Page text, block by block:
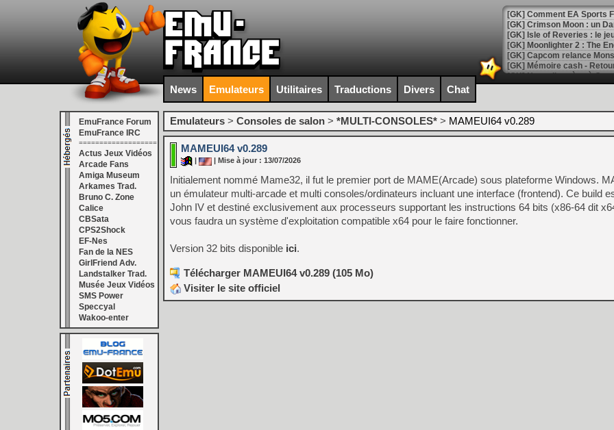
[GK] Comment EA Sports
[GK] Crimson Moon : un
[GK] Isle of Reveries : le
[GK] Moonlighter 2 : The
[GK] Capcom relance
[Mo5] Deux inédits du
[GK] Le beat'em up The
[GK] Endless Legend 2 :
[LS] [PS5] Le WebKit
[GK] Oubliez Crazy Taxi,
[LS] [Switch] NSZ 5.0.0
[GK] No More Room in
[GK] Un chatbot Atelier
[GK] Mémoire cash -
[GK] Nvidia : le prix des
[GK] Suikoden Star Leap
[Mo5] La mini borne
[GK] Le studio de FIFA
[GK] La PlayStation 1 en
[GK] Dawn of War 4 : les
[GK] CloverPit : l'héritier
[GK] Stellar Blade : Blood
News Emulateurs Utilitaires Traductions Divers Chat
EmuFrance Forum
EmuFrance IRC
===================
Actus Jeux Vidéos
Arcade Fans
Amiga Museum
Arkames Trad.
Bruno C. Zone
Calice
CBSata
CPS2Shock
EF-Nes
Fan de la NES
GirlFriend Adv.
Landstalker Trad.
Musée Jeux Vidéos
SMS Power
Speccyal
Wakoo-enter
Emulateurs > Consoles de salon > *MULTI-CONSOLES* > MAMEUI64 v0.289
MAMEUI64 v0.289
| Mise à jour : 13/07/2026
Initialement nommé Mame32, il fut le premier port de MAME(Arcade) sous plateforme Windows.
un émulateur multi-arcade et multi consoles/ordinateurs incluant une interface (frontend). Ce build
John IV et destiné exclusivement aux processeurs supportant les instructions 64 bits (x86-64 dit
vous faudra un système d'exploitation compatible x64 pour le faire fonctionner.
Version 32 bits disponible ici.
Télécharger MAMEUI64 v0.289 (105 Mo)
Visiter le site officiel